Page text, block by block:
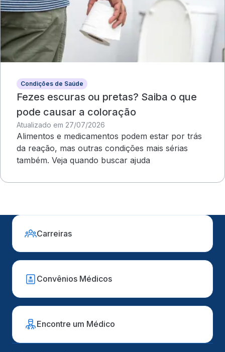
Condições de Saúde
Fezes escuras ou pretas? Saiba o que
pode causar a coloração
Atualizado em 27/07/2026
Alimentos e medicamentos podem estar por trás
da reação, mas outras condições mais sérias
também. Veja quando buscar ajuda
Carreiras
Convênios Médicos
Encontre um Médico